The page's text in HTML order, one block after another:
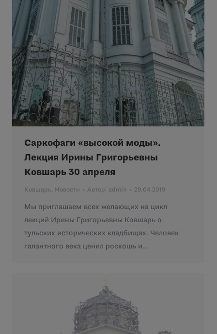
Саркофаги «высокой моды».
Лекция Ирины Григорьевны
Ковшарь 30 апреля
Ковшарь, Новости Автор: admin 29.04.2019
Мы приглашаем всех желающих на цикл
лекций Ирины Григорьевны Ковшарь о
тульских исторических кладбищах. Человек
галантного века ценил роскошь и…